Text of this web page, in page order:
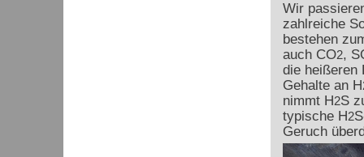
Wir
zahlreiche
bestehen
auch CO2,
die heißeren
Gehalte an H
nimmt H2S
typische H2
Geruch